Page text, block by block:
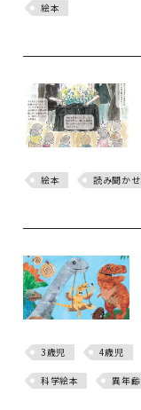
絵本
絵本 読み聞かせ
3歳児 4歳児
科学絵本 異年齢